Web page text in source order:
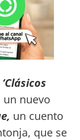
‘Clásicos
nuevo
un cuento
que se